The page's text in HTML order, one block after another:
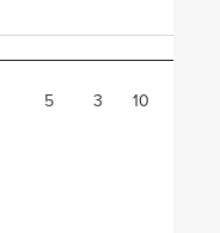
5 3 10